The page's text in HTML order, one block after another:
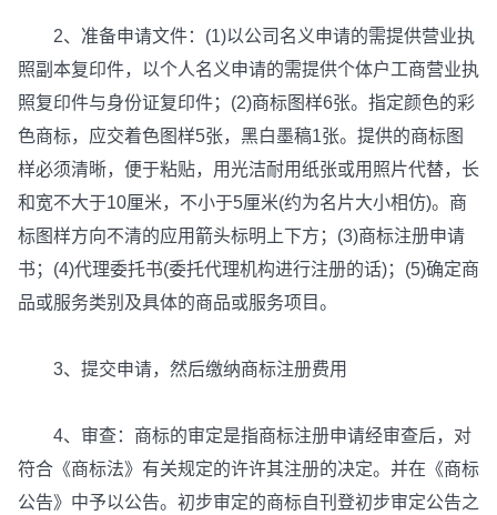
2、准备申请文件：(1)以公司名义申请的需提供营业执
照副本复印件，以个人名义申请的需提供个体户工商营业执
照复印件与身份证复印件；(2)商标图样6张。指定颜色的彩
色商标，应交着色图样5张，黑白墨稿1张。提供的商标图
样必须清晰，便于粘贴，用光洁耐用纸张或用照片代替，长
和宽不大于10厘米，不小于5厘米(约为名片大小相仿)。商
标图样方向不清的应用箭头标明上下方；(3)商标注册申请
书；(4)代理委托书(委托代理机构进行注册的话)；(5)确定商
品或服务类别及具体的商品或服务项目。
3、提交申请，然后缴纳商标注册费用
4、审查：商标的审定是指商标注册申请经审查后，对
符合《商标法》有关规定的许许其注册的决定。并在《商标
公告》中予以公告。初步审定的商标自刊登初步审定公告之